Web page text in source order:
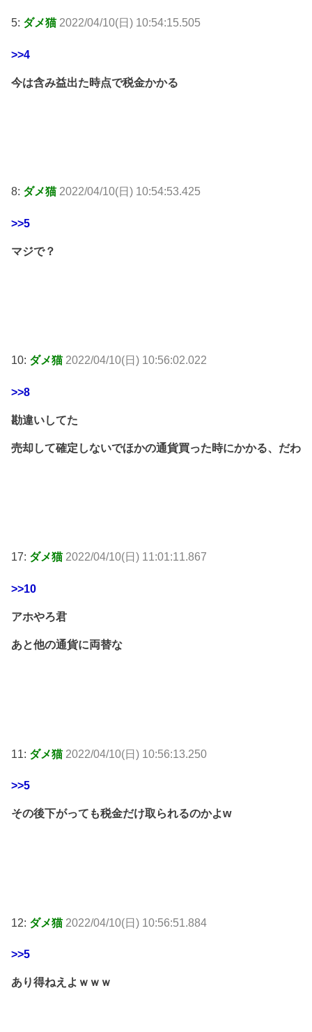
5: ダメ猫 2022/04/10(日) 10:54:15.505
>>4
今は含み益出た時点で税金かかる
8: ダメ猫 2022/04/10(日) 10:54:53.425
>>5
マジで？
10: ダメ猫 2022/04/10(日) 10:56:02.022
>>8
勘違いしてた
売却して確定しないでほかの通貨買った時にかかる、だわ
17: ダメ猫 2022/04/10(日) 11:01:11.867
>>10
アホやろ君
あと他の通貨に両替な
11: ダメ猫 2022/04/10(日) 10:56:13.250
>>5
その後下がっても税金だけ取られるのかよᴡ
12: ダメ猫 2022/04/10(日) 10:56:51.884
>>5
あり得ねえよｗｗｗ